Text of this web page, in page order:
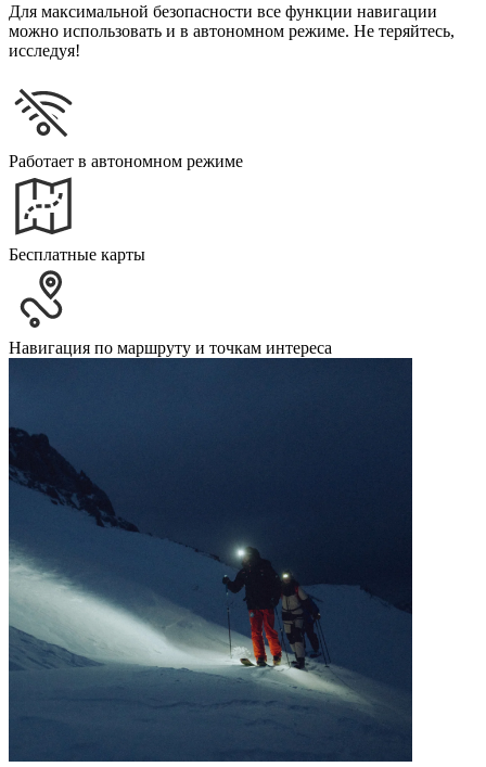
Для максимальной безопасности все функции навигации
можно использовать и в автономном режиме. Не теряйтесь,
исследуя!
Работает в автономном режиме
Бесплатные карты
Навигация по маршруту и точкам интереса